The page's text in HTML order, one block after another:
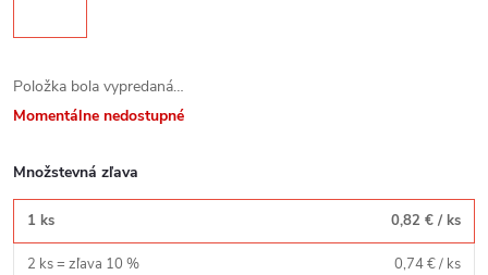
Položka bola vypredaná…
Momentálne nedostupné
Množstevná zľava
1 ks 0,82 € / ks
2 ks = zľava 10 % 0,74 €/ ks